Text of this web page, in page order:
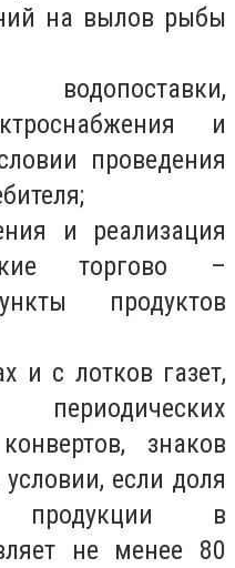
на вылов рыбы
и
проведения
и реализация
торгово –
продуктов
и с лотков газет,
знаков
если доля
продукции в
не менее 80